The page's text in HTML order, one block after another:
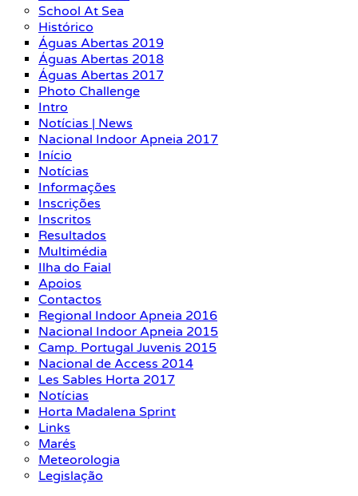
School At Sea
Histórico
Águas Abertas 2019
Águas Abertas 2018
Águas Abertas 2017
Photo Challenge
Intro
Notícias | News
Nacional Indoor Apneia 2017
Início
Notícias
Informações
Inscrições
Inscritos
Resultados
Multimédia
Ilha do Faial
Apoios
Contactos
Regional Indoor Apneia 2016
Nacional Indoor Apneia 2015
Camp. Portugal Juvenis 2015
Nacional de Access 2014
Les Sables Horta 2017
Notícias
Horta Madalena Sprint
Links
Marés
Meteorologia
Legislação